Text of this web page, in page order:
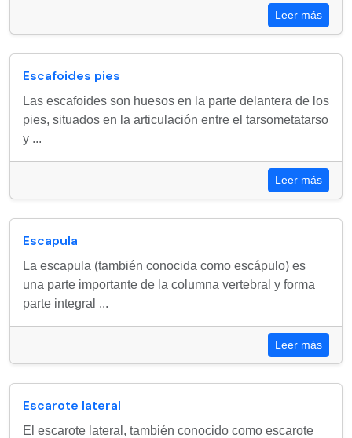
Leer más
Escafoides pies
Las escafoides son huesos en la parte delantera de los
pies, situados en la articulación entre el tarsometatarso
y ...
Leer más
Escapula
La escapula (también conocida como escápulo) es
una parte importante de la columna vertebral y forma
parte integral ...
Leer más
Escarote lateral
El escarote lateral, también conocido como escarote